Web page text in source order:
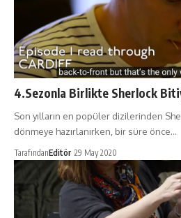
4.Sezonla Birlikte Sherlock
Son yılların en popüler dizilerinden
dönmeye hazırlanırken, bir süre önce…
TarafındanEditör 29 May 2020